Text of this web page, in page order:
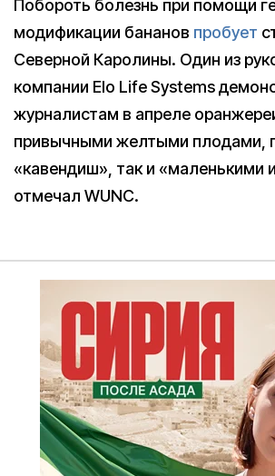
Побороть болезнь при помощи
модификации бананов пробует
Северной Каролины. Один из
компании Elo Life Systems
журналистам в апреле
привычными желтыми плодами,
«кавендиш», так и «маленькими
отмечал WUNC.